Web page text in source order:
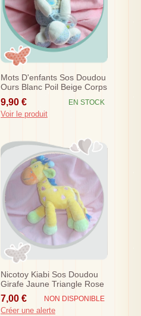
Mots D'enfants Sos Doudou
Ours Blanc Poil Beige Corps
Bleu Eveil
9,90 € EN STOCK
Voir le produit
Nicotoy Kiabi Sos Doudou
Girafe Jaune Triangle Rose
7,00 € NON DISPONIBLE
Créer une alerte